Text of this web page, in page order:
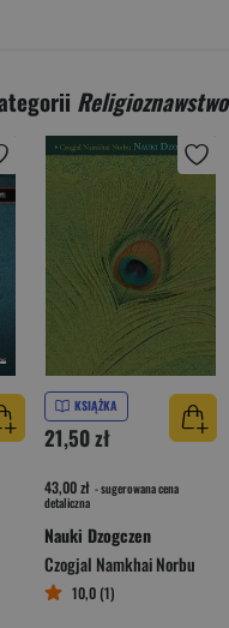
Religioznawstwo
KSIĄŻKA
21,50 zł
43,00 zł - sugerowana cena
detaliczna
Nauki Dzogczen
Czogjal Namkhai Norbu
10,0 (1)